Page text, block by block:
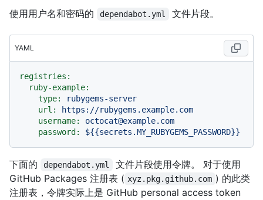
使用用户名和密码的
dependabot.yml 文件片段。
YAML
registries:
ruby-example:
type:
rubygems-server
url:
https://rubygems.example.com
username:
octocat@example.com
password:
${{secrets.MY_RUBYGEMS_PASSWORD}}
下面的 dependabot.yml
文件片段使用令牌。 对于使用
GitHub Packages 注册表 ( xyz.pkg.github.com ) 的此类
注册表，令牌实际上是 GitHub personal access token